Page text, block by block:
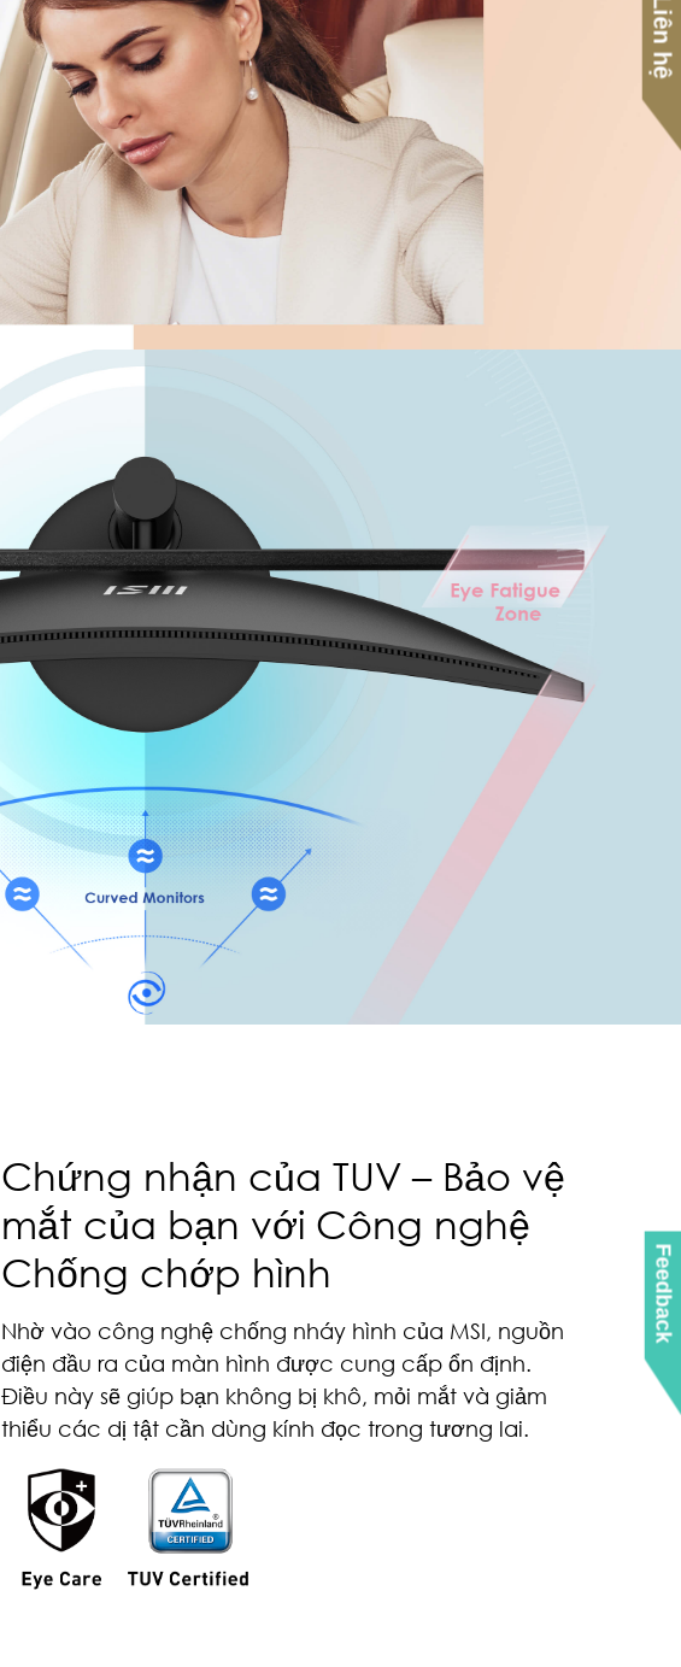
Chứng nhận của TUV – Bảo vệ
mắt của bạn với Công nghệ
Chống chớp hình
Nhờ vào công nghệ chống nháy hình của MSI, nguồn
điện đầu ra của màn hình được cung cấp ổn định.
Điều này sẽ giúp bạn không bị khô, mỏi mắt và giảm
thiểu các dị tật cần dùng kính đọc trong tương lai.
Liên hệ
Feedback